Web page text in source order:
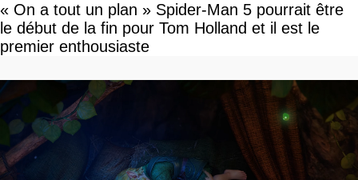
« On a tout un plan » Spider-Man 5 pourrait être
le début de la fin pour Tom Holland et il est le
premier enthousiaste